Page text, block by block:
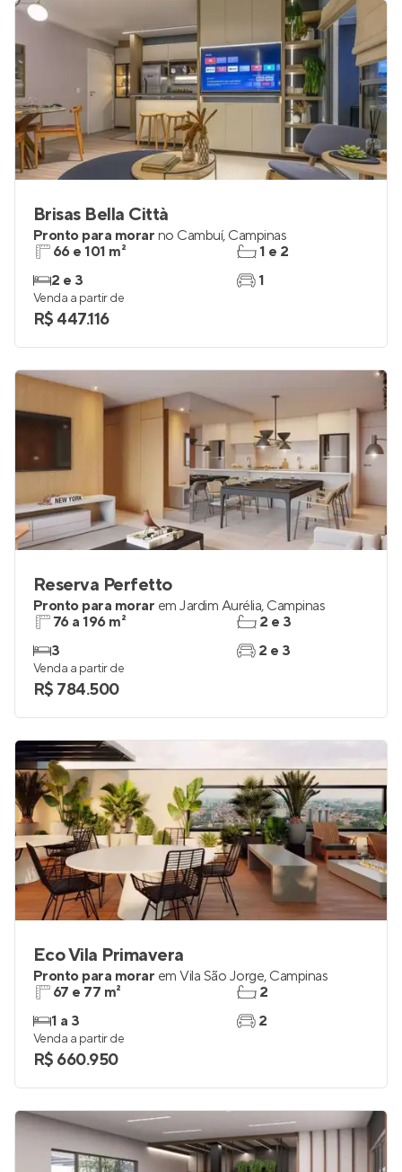
Brisas Bella Città
Pronto para morar no Cambuí, Campinas
66 e 101 m²
2 e 3
1 e 2
1
Venda a partir de
R$ 447.116
Reserva Perfetto
Pronto para morar em Jardim Aurélia, Campinas
76 a 196 m²
3
2 e 3
2 e 3
Venda a partir de
R$ 784.500
Eco Vila Primavera
Pronto para morar em Vila São Jorge, Campinas
67 e 77 m²
1 a 3
2
2
Venda a partir de
R$ 660.950